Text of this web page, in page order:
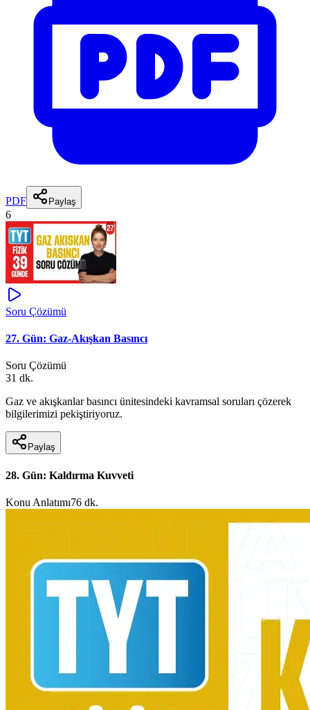
PDF Paylaş
6
Soru Çözümü
27. Gün: Gaz-Akışkan Basıncı
Soru Çözümü
31 dk.
Gaz ve akışkanlar basıncı ünitesindeki kavramsal soruları çözerek
bilgilerimizi pekiştiriyoruz.
Paylaş
28. Gün: Kaldırma Kuvveti
Konu Anlatımı76 dk.